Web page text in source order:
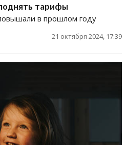
тарифы
в прошлом году
21 октября 2024, 17:39